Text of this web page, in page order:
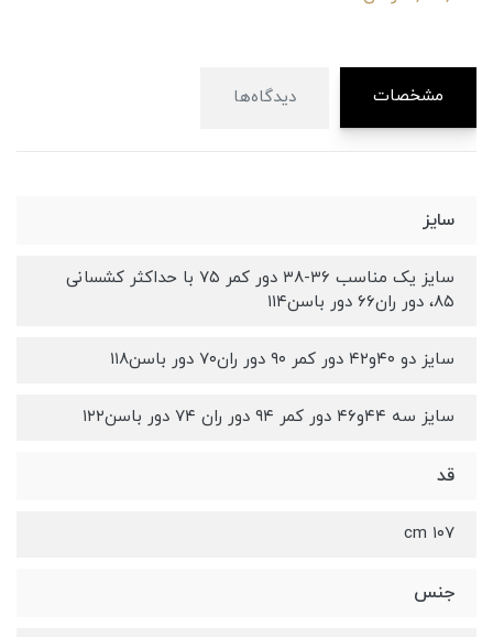
مشخصات دیدگاه‌ها
سایز
سایز یک مناسب ۳۶-۳۸ دور کمر ۷۵ با حداکثر کشسانی
۸۵، دور ران۶۶ دور باسن۱۱۴
سایز دو ۴۰و۴۲ دور کمر ۹۰ دور ران۷۰ دور باسن۱۱۸
سایز سه ۴۴و۴۶ دور کمر ۹۴ دور ران ۷۴ دور باسن۱۲۲
قد
۱۰۷ cm
جنس